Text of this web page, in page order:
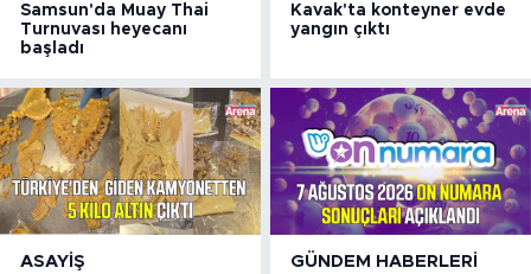
Samsun'da Muay Thai
Turnuvası heyecanı
başladı
Kavak'ta konteyner evde
yangın çıktı
ASAYIŞ GÜNDEM HABERLERI